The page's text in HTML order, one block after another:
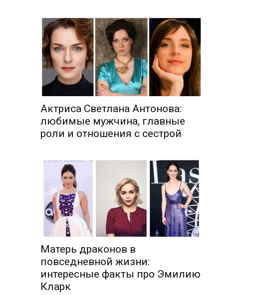
Актриса Светлана Антонова:
любимые мужчина, главные
роли и отношения с сестрой
Матерь драконов в
повседневной жизни:
интересные факты про Эмилию
Кларк